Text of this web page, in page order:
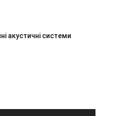
акустичні системи